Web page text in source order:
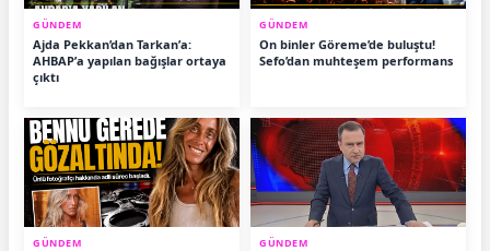
GÜNDEM
Ajda Pekkan’dan Tarkan’a:
AHBAP’a yapılan bağışlar ortaya
çıktı
GÜNDEM
On binler Göreme’de buluştu!
Sefo’dan muhteşem performans
GÜNDEM GÜNDEM